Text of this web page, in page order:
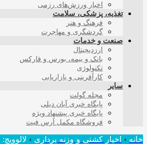
اخبار ورزش‌های رزمی
تغذیه، پزشکی، سلامت
فرهنگ و هنر
گردشگری و مهاجرت
صنعت و خدمات
ارزدیجیتال
بانک و بیمه، بورس و فارکس
تکنولوژی
کارآفرینی و بازاریابی
سایر
مجله گولت
پایگاه خبری آبان دیلی
پایگاه خبری پیشنهاد ویژه
فروشگاه مکمل آرس فیت
خانه › اخبار کشتی و وزنه برداری ›